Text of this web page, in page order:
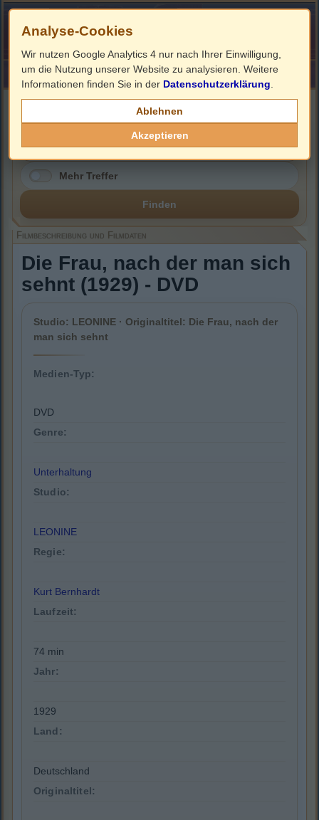
HOME ImpressumLinks
Filmbeschreibung, Cover & DVD Infos
Mehr Treffer
Finden
Filmbeschreibung und Filmdaten
Die Frau, nach der man sich
sehnt (1929) - DVD
Studio: LEONINE · Originaltitel: Die Frau, nach der
man sich sehnt
Medien-Typ:
DVD
Genre:
Unterhaltung
Studio:
LEONINE
Regie:
Kurt Bernhardt
Laufzeit:
74 min
Jahr:
1929
Land:
Deutschland
Originaltitel:
Analyse-Cookies
Wir nutzen Google Analytics 4 nur nach Ihrer Einwilligung,
um die Nutzung unserer Website zu analysieren. Weitere
Informationen finden Sie in der Datenschutzerklärung
Ablehnen
Akzeptieren